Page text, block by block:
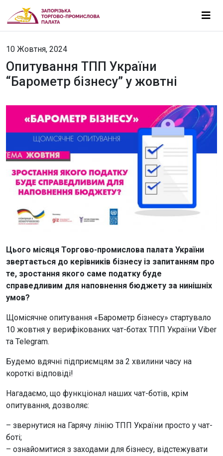
10 Жовтня, 2024
Опитування ТПП України
“Барометр бізнесу” у жовтні
Цього місяця Торгово-промислова палата України
звертається до керівників бізнесу із запитанням про
те, зростання якого саме податку буде
справедливим для наповнення бюджету за нинішніх
умов?
Щомісячне опитування «Барометр бізнесу» стартувало
10 жовтня у верифікованих чат-ботах ТПП України Viber
та Telegram.
Будемо вдячні підприємцям за 2 хвилини часу на
короткі відповіді!
Нагадаємо, що функціонал наших чат-ботів, крім
опитування, дозволяє:
– звернутися на Гарячу лінію ТПП України просто у чат-
боті;
– ознайомитися з заходами для бізнесу, відстежувати